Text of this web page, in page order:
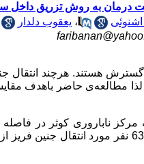
تحت درمان به روش تزریق داخل
، یعقوب دلدار
هستند. هرچند انتقال
مطالعه‌ی حاضر باهدف
درمان به روش تزریق داخل سیتوپلاسمی اسپرم، 152 نفر تحت انتقال